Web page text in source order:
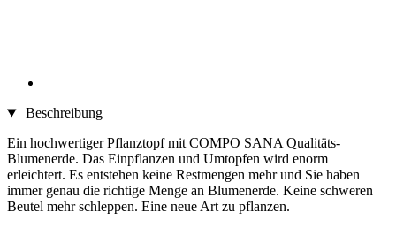
Beschreibung
Ein hochwertiger Pflanztopf mit COMPO SANA Qualitäts-
Blumenerde. Das Einpflanzen und Umtopfen wird enorm
erleichtert. Es entstehen keine Restmengen mehr und Sie haben
immer genau die richtige Menge an Blumenerde. Keine schweren
Beutel mehr schleppen. Eine neue Art zu pflanzen.